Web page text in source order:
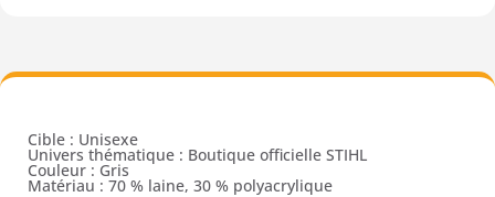
Cible : Unisexe
Univers thématique : Boutique officielle STIHL
Couleur : Gris
Matériau : 70 % laine, 30 % polyacrylique